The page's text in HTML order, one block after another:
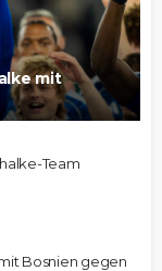
mit
Team
Bosnien gegen